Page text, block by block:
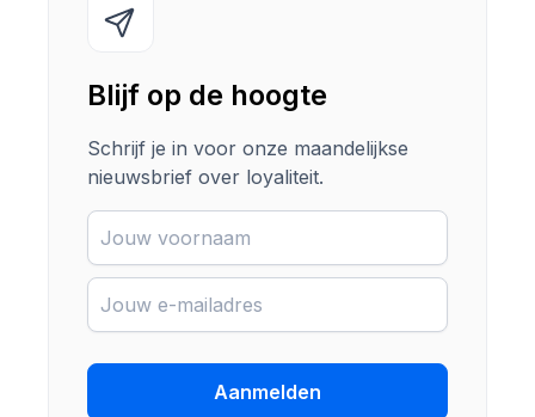
Blijf op de hoogte
Schrijf je in voor onze maandelijkse
nieuwsbrief over loyaliteit.
Aanmelden